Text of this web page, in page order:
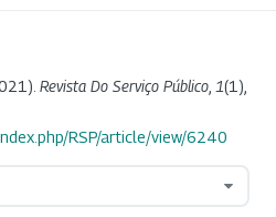
Revista Do Serviço Público 1(1),
RSP/article/view/6240